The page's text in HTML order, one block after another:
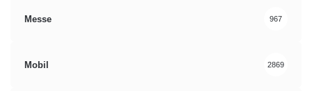
Messe 967
Mobil 2869